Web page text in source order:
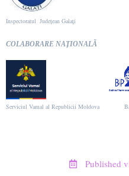
Inspectoratul Județean Galați
COLABORARE NAȚIONALĂ
Serviciul Vamal al Republicii Moldova
Published